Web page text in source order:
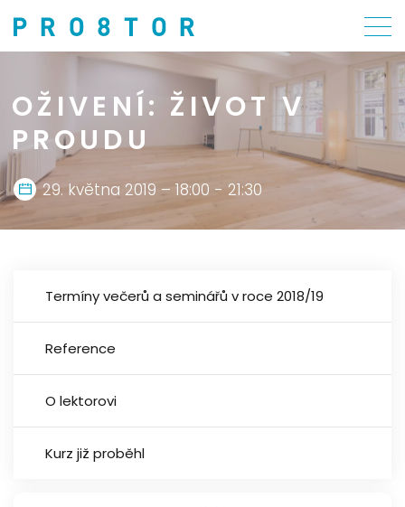
OŽIVENÍ: ŽIVOT V
PROUDU
29. května 2019 – 18:00 - 21:30
Termíny večerů a seminářů v roce 2018/19
Reference
O lektorovi
Kurz již proběhl